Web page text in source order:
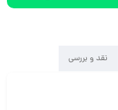
نقد و بررسی